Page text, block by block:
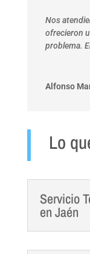
Nos
ofrecieron
problema.
Alfonso
Lo
Servicio
en Jaén